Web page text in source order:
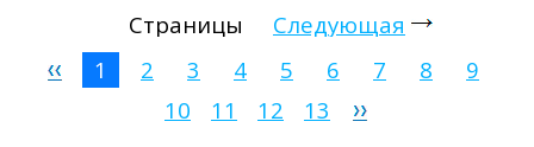
Страницы
Следующая
1
2 3 4 5 6 7 8
9
10
11 12
13